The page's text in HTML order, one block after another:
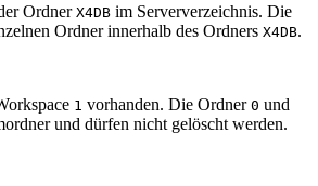
Ordner X4DB im Serververzeichnis. Die
Ordner innerhalb des Ordners X4DB.
1 vorhanden. Die Ordner 0 und
und dürfen nicht gelöscht werden.